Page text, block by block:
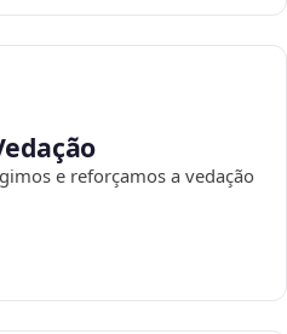
e reforçamos a vedação